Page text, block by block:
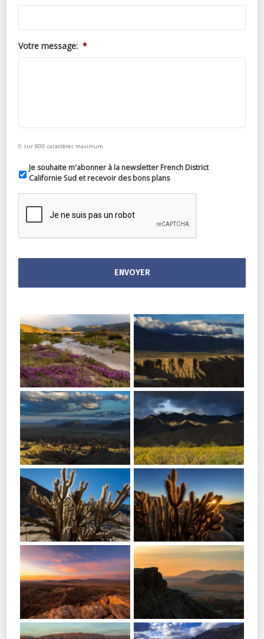
Votre message: *
0 sur 800 caractères maximum
Je souhaite m'abonner à la newsletter French District
Californie Sud et recevoir des bons plans